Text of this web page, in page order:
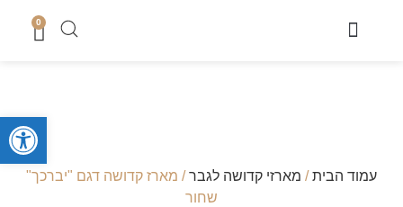
0
עמוד הבית/ מארזי קדושה לגבר/ מארז קדושה דגם "יברכך"
שחור
פתח